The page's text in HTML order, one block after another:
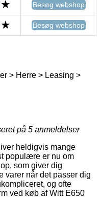
Besøg webshop
Besøg webshop
> Herre > Leasing >
på 5 anmeldelser
heldigvis mange
populære er nu om
som giver dig
varer når det passer dig
og ofte
ved køb af Witt E650